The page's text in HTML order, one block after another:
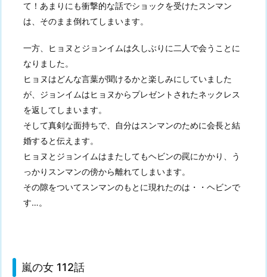
て！あまりにも衝撃的な話でショックを受けたスンマン
は、そのまま倒れてしまいます。
一方、ヒョヌとジョンイムは久しぶりに二人で会うことに
なりました。
ヒョヌはどんな言葉が聞けるかと楽しみにしていました
が、ジョンイムはヒョヌからプレゼントされたネックレス
を返してしまいます。
そして真剣な面持ちで、自分はスンマンのために会長と結
婚すると伝えます。
ヒョヌとジョンイムはまたしてもヘビンの罠にかかり、う
っかりスンマンの傍から離れてしまいます。
その隙をついてスンマンのもとに現れたのは・・ヘビンで
す…。
嵐の女 112話